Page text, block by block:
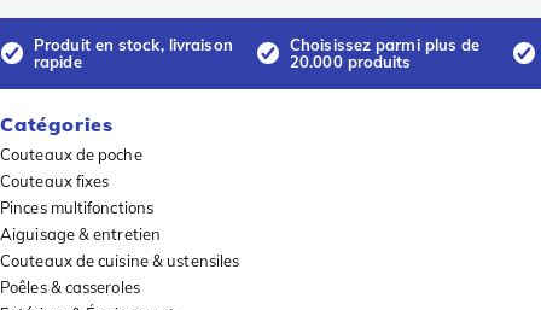
Produit en stock, livraison
rapide
Choisissez parmi plus de
20.000 produits
Catégories
Couteaux de poche
Couteaux fixes
Pinces multifonctions
Aiguisage & entretien
Couteaux de cuisine & ustensiles
Poêles & casseroles